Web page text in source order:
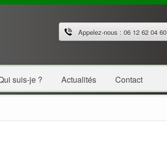
Appelez-nous : 06 12 62 04 60
suis-je ? Actualités Contact